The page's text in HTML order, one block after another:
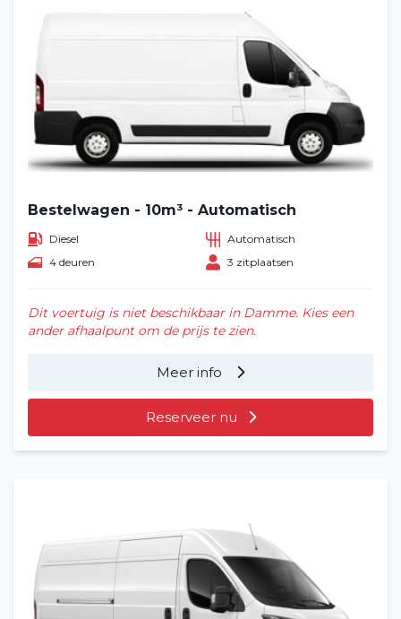
Voertuig huren
Lange termijn
Over ons
Bestelwagen - 10m³ - Automatisch
Diesel
Automatisch
4 deuren
3 zitplaatsen
Dit voertuig is niet beschikbaar in Damme. Kies een
ander afhaalpunt om de prijs te zien.
Meer info
Reserveer nu